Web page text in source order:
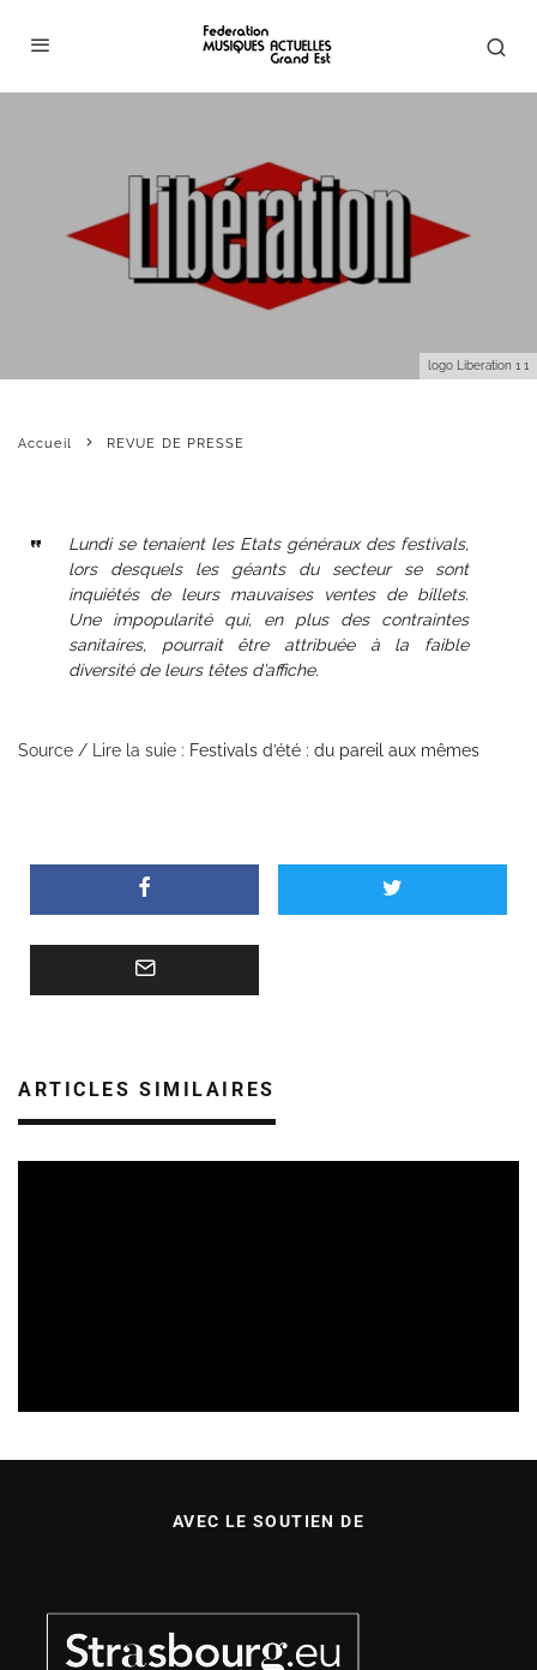
logo Liberation 1 1
Accueil REVUE DE PRESSE
Lundi se tenaient les Etats généraux des festivals,
lors desquels les géants du secteur se sont
inquiétés de leurs mauvaises ventes de billets.
Une impopularité qui, en plus des contraintes
sanitaires, pourrait être attribuée à la faible
diversité de leurs têtes d’affiche.
Source / Lire la suie : Festivals d’été : du pareil aux mêmes
ARTICLES SIMILAIRES
AVEC LE SOUTIEN DE